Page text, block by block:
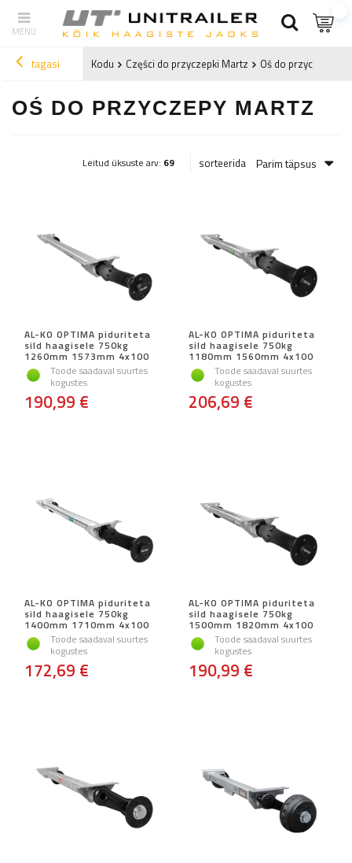
tagasi Kodu Części do przyczepki Martz Oś do przyczepy
OŚ DO PRZYCZEPY MARTZ
Leitud üksuste arv: 69 sorteerida Parim täpsus
AL-KO OPTIMA piduriteta
sild haagisele 750kg
1260mm 1573mm 4x100
Toode saadaval suurtes
kogustes
190,99 €
AL-KO OPTIMA piduriteta
sild haagisele 750kg
1180mm 1560mm 4x100
Toode saadaval suurtes
kogustes
206,69 €
AL-KO OPTIMA piduriteta
sild haagisele 750kg
1400mm 1710mm 4x100
Toode saadaval suurtes
kogustes
172,69 €
AL-KO OPTIMA piduriteta
sild haagisele 750kg
1500mm 1820mm 4x100
Toode saadaval suurtes
kogustes
190,99 €